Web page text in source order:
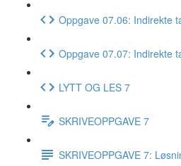
Oppgave 07.06: Indirekte
Oppgave 07.07: Indirekte
LYTT OG LES 7
SKRIVEOPPGAVE 7
SKRIVEOPPGAVE 7: